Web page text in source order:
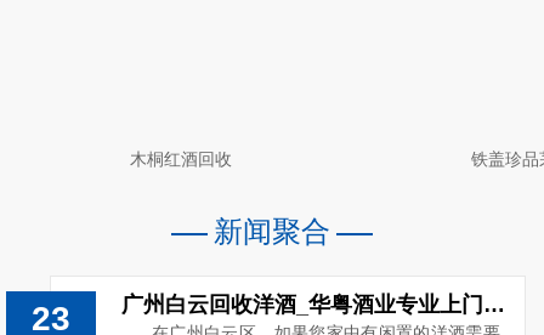
木桐红酒回收 铁盖珍品
新闻聚合
23 广州白云回收洋酒_华粤酒业专业上门回收路易十三_电话13538859989